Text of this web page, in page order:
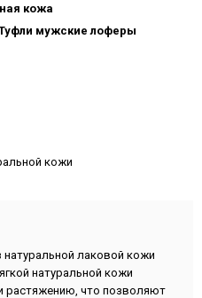
кожа
мужские лоферы
кожи
лаковой кожи
натуральной кожи
растяжению, что позволяют